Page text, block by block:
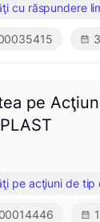
cu răspundere
pe
pe acţiuni de tip